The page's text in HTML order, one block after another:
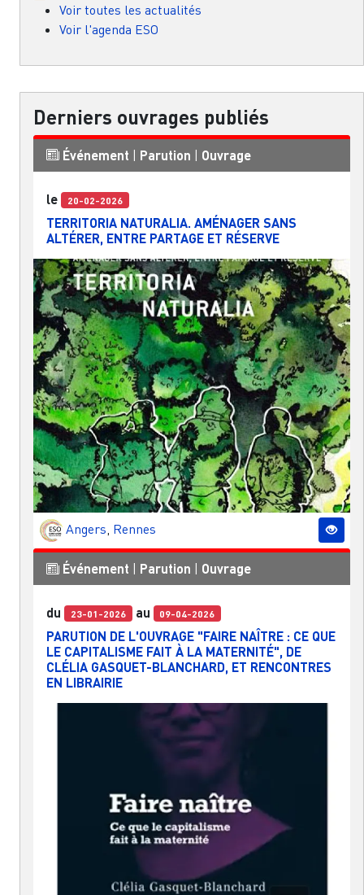
Voir toutes les actualités
Voir l'agenda ESO
Derniers ouvrages publiés
Événement | Parution | Ouvrage
le 20-02-2026
TERRITORIA NATURALIA. AMÉNAGER SANS
ALTÉRER, ENTRE PARTAGE ET RÉSERVE
Angers Rennes
Événement Parution Ouvrage
du 23-01-2026 au 09-04-2026
PARUTION DE L'OUVRAGE "FAIRE NAÎTRE : CE QUE
LE CAPITALISME FAIT À LA MATERNITÉ", DE
CLÉLIA GASQUET-BLANCHARD, ET RENCONTRES
EN LIBRAIRIE